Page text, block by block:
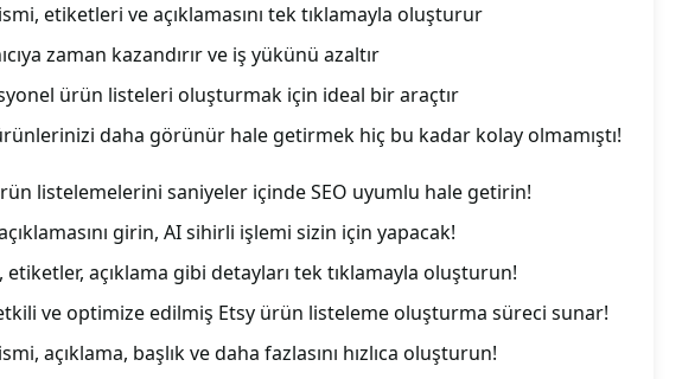
etiketleri ve açıklamasını tek tıklamayla oluşturur
zaman kazandırır ve iş yükünü azaltır
ürün listeleri oluşturmak için ideal bir araçtır
daha görünür hale getirmek hiç bu kadar kolay olmamıştı!
listelemelerini saniyeler içinde SEO uyumlu hale getirin!
girin, AI sihirli işlemi sizin için yapacak!
etiketler, açıklama gibi detayları tek tıklamayla oluşturun!
etkili ve optimize edilmiş Etsy ürün listeleme oluşturma süreci sunar!
açıklama, başlık ve daha fazlasını hızlıca oluşturun!